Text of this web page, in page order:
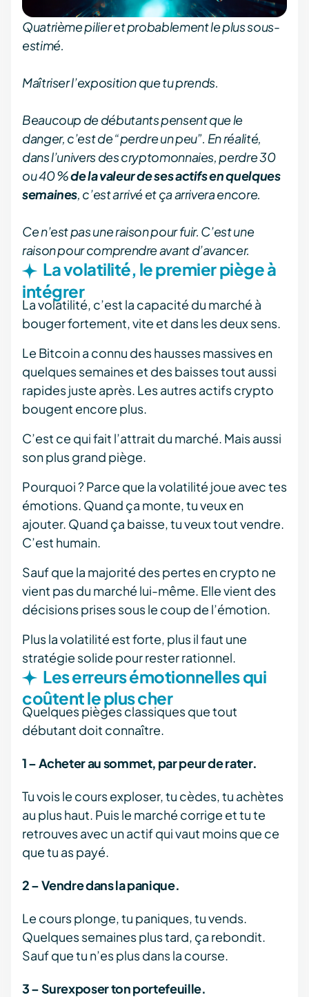
Quatrième pilier et probablement le plus sous-
estimé.
Maîtriser l’exposition que tu prends.
Beaucoup de débutants pensent que le
danger, c’est de “perdre un peu”. En réalité,
dans l’univers des cryptomonnaies, perdre 30
ou 40 %de la valeur de ses actifs en quelques
semaines, c’est arrivé et ça arrivera encore.
Ce n’est pas une raison pour fuir. C’est une
raison pour comprendre avant d’avancer.
La volatilité, le premier piège à
intégrer
La volatilité, c’est la capacité du marché à
bouger fortement, vite et dans les deux sens.
Le Bitcoin a connu des hausses massives en
quelques semaines et des baisses tout aussi
rapides juste après. Les autres actifs crypto
bougent encore plus.
C’est ce qui fait l’attrait du marché. Mais aussi
son plus grand piège.
Pourquoi ? Parce que la volatilité joue avec tes
émotions. Quand ça monte, tu veux en
ajouter. Quand ça baisse, tu veux tout vendre.
C’est humain.
Sauf que la majorité des pertes en crypto ne
vient pas du marché lui-même. Elle vient des
décisions prises sous le coup de l’émotion.
Plus la volatilité est forte, plus il faut une
stratégie solide pour rester rationnel.
Les erreurs émotionnelles qui
coûtent le plus cher
Quelques pièges classiques que tout
débutant doit connaître.
1 – Acheter au sommet, par peur de rater.
Tu vois le cours exploser, tu cèdes, tu achètes
au plus haut. Puis le marché corrige et tu te
retrouves avec un actif qui vaut moins que ce
que tu as payé.
2 – Vendre dans la panique.
Le cours plonge, tu paniques, tu vends.
Quelques semaines plus tard, ça rebondit.
Sauf que tu n’es plus dans la course.
3 – Surexposer ton portefeuille.